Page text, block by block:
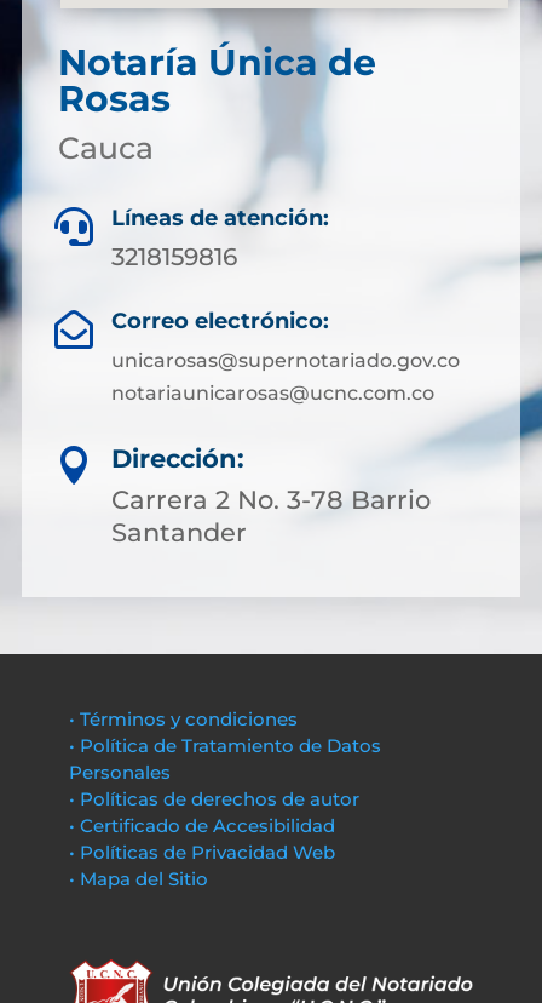
Notaría Única de
Rosas
Cauca
 Líneas de atención:
3218159816
 Correo electrónico:
unicarosas@supernotariado.gov.co
notariaunicarosas@ucnc.com.co

Dirección:
Carrera 2 No. 3-78 Barrio
Santander
• Términos y condiciones
• Política de Tratamiento de Datos
Personales
• Políticas de derechos de autor
• Certificado de Accesibilidad
• Políticas de Privacidad Web
• Mapa del Sitio